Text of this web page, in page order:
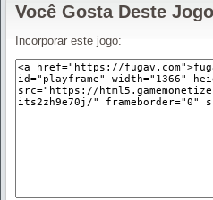
Você Gosta Deste
Incorporar este jogo: